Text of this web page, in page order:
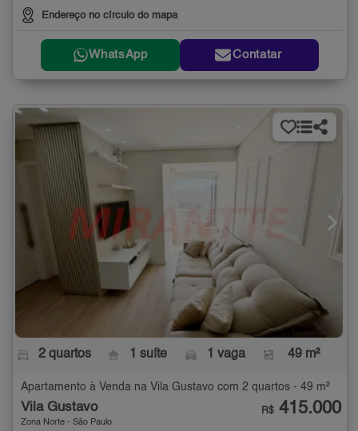
Endereço no círculo do mapa
WhatsApp Contatar
2 quartos 1 suíte 1 vaga 49 m²
Apartamento à Venda na Vila Gustavo com 2 quartos - 49 m²
Vila Gustavo
Zona Norte - São Paulo
R$ 415.000